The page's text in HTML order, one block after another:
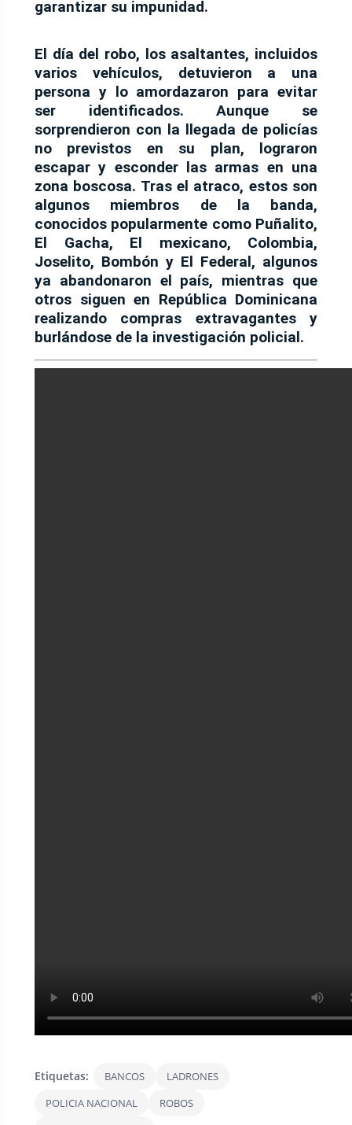
garantizar su impunidad.
El día del robo, los asaltantes, incluidos
varios vehículos, detuvieron a una
persona y lo amordazaron para evitar
ser identificados. Aunque se
sorprendieron con la llegada de policías
no previstos en su plan, lograron
escapar y esconder las armas en una
zona boscosa. Tras el atraco, estos son
algunos miembros de la banda,
conocidos popularmente como Puñalito,
El Gacha, El mexicano, Colombia,
Joselito, Bombón y El Federal, algunos
ya abandonaron el país, mientras que
otros siguen en República Dominicana
realizando compras extravagantes y
burlándose de la investigación policial.
Etiquetas: BANCOS
LADRONES
POLICIA NACIONAL
ROBOS